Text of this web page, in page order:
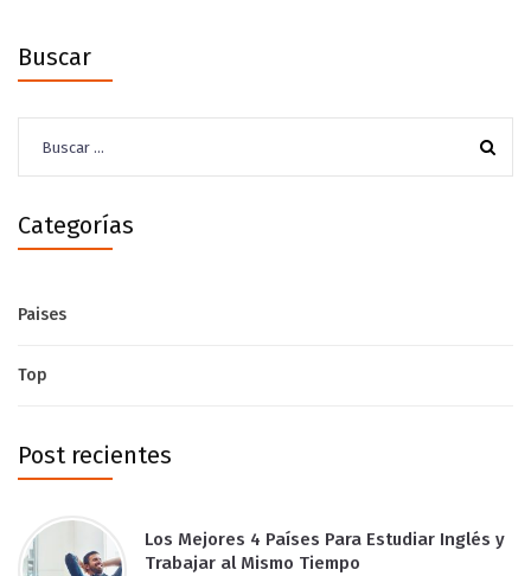
Buscar
Categorías
Paises
Top
Post recientes
Los Mejores 4 Países Para Estudiar Inglés y
Trabajar al Mismo Tiempo